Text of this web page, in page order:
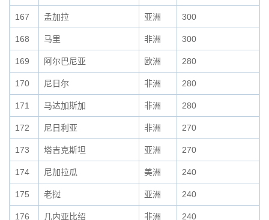
167 孟加拉 亚洲 300
168 马里 非洲 300
169 阿尔巴尼亚 欧洲 280
170 尼日尔 非洲 280
171 马达加斯加 非洲 280
172 尼日利亚 非洲 270
173 塔吉克斯坦 亚洲 270
174 尼加拉瓜 美洲 240
175 老挝 亚洲 240
176 几内亚比绍 非洲 240